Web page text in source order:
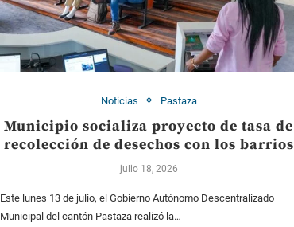
Noticias Pastaza
Municipio socializa proyecto de tasa de
recolección de desechos con los barrios
julio 18, 2026
Este lunes 13 de julio, el Gobierno Autónomo Descentralizado
Municipal del cantón Pastaza realizó la…